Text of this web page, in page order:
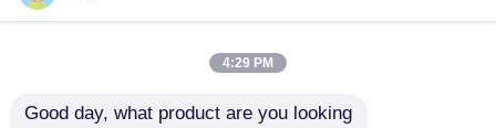
बांसुरी लैमिनेटर मशीन
4:29 PM
Good day, what product are you looking